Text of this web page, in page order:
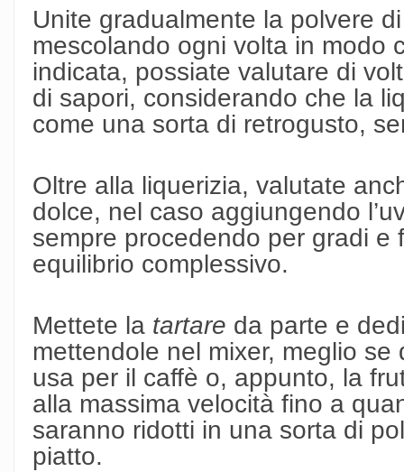
Unite gradualmente la polvere
mescolando ogni volta in modo
indicata, possiate valutare di
di sapori, considerando che la
come una sorta di retrogusto,
Oltre alla liquerizia, valutate
dolce, nel caso aggiungendo
sempre procedendo per gradi
equilibrio complessivo.
Mettete la tartare da parte e
mettendole nel mixer, meglio
usa per il caffè o, appunto, la
alla massima velocità fino a
saranno ridotti in una sorta di
piatto.